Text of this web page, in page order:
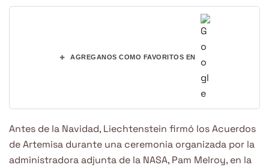
+ AGREGANOS COMO FAVORITOS EN
Antes de la Navidad, Liechtenstein firmó los Acuerdos
de Artemisa durante una ceremonia organizada por la
administradora adjunta de la NASA, Pam Melroy, en la